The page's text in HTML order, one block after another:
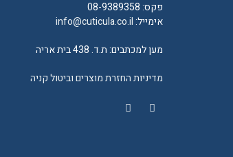
פקס: 08-9389358
אימייל:info@cuticula.co.il
מען למכתבים: ת.ד. 438 בית אריה
מדיניות החזרת מוצרים וביטול קניה